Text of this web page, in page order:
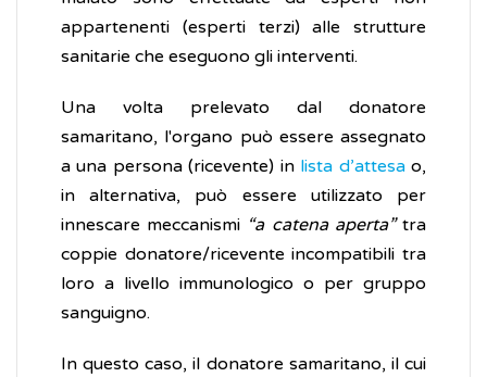
appartenenti (esperti terzi) alle strutture
sanitarie che eseguono gli interventi.
Una volta prelevato dal donatore
samaritano, l'organo può essere assegnato
a una persona (ricevente) in lista d’attesao,
in alternativa, può essere utilizzato per
innescare meccanismi “a catena aperta”tra
coppie donatore/ricevente incompatibili tra
loro a livello immunologico o per gruppo
sanguigno.
In questo caso, il donatore samaritano, il cui